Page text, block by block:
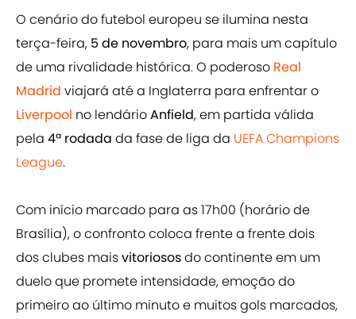
O cenário do futebol europeu se ilumina nesta
terça-feira, 5 de novembro, para mais um capítulo
de uma rivalidade histórica. O poderoso Real
Madrid viajará até a Inglaterra para enfrentar o
Liverpool no lendárioAnfield, em partida válida
pela 4ª rodada da fase de liga da UEFA Champions
League.
Com início marcado para as 17h00 (horário de
Brasília), o confronto coloca frente a frente dois
dos clubes maisvitoriososdo continente em um
duelo que promete intensidade, emoção do
primeiro ao último minuto e muitos gols marcados,